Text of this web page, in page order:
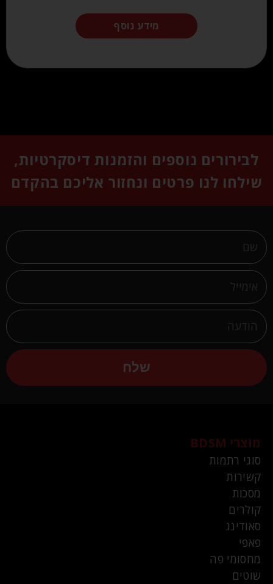
מידע נוסף
לבירורים נוספים והזמנות דיסקרטיות,
שילחו לנו פרטים ונחזור אליכם בהקדם
שלח
מוצרי BDSM
סוגי רתמות
קשירות
מסכות
קולרים
סאודינג
פאפי
מחסומי פה
שוטים